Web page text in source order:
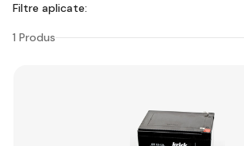
Filtre aplicate:
1 Produs